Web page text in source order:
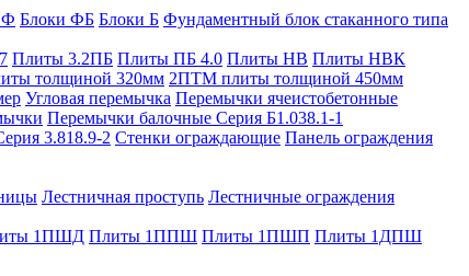
Ф Блоки ФБ Блоки Б Фундаментный блок стаканного типа
Плиты 3.2ПБ Плиты ПБ 4.0 Плиты НВ Плиты НВК
толщиной 320мм 2ПТМ плиты толщиной 450мм
Угловая перемычка Перемычки ячеистобетонные
Перемычки балочные Серия Б1.038.1-1
3.818.9-2 Стенки ограждающие Панель ограждения
Лестничная проступь Лестничные ограждения
1ПШД Плиты 1ППШ Плиты 1ПШП Плиты 1ДПШ